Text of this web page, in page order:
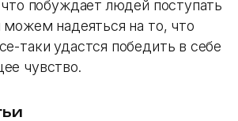
побуждает людей поступать
надеяться на то, что
таки удастся победить в себе
чувство.